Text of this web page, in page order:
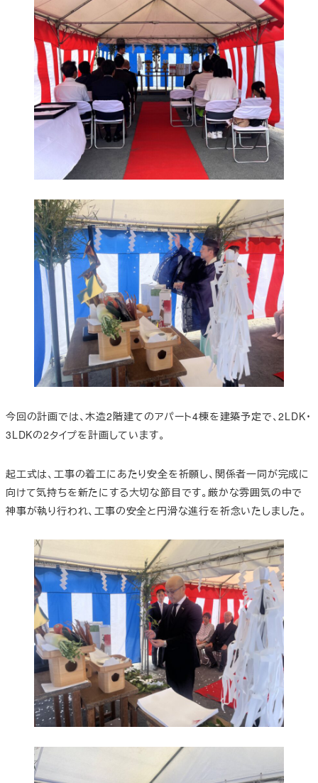
今回の計画では、木造2階建てのアパート4棟を建築予定で、2LDK・
3LDKの2タイプを計画しています。
起工式は、工事の着工にあたり安全を祈願し、関係者一同が完成に
向けて気持ちを新たにする大切な節目です。厳かな雰囲気の中で
神事が執り行われ、工事の安全と円滑な進行を祈念いたしました。